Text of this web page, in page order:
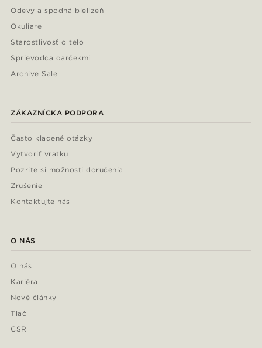
Odevy a spodná bielizeň
Okuliare
Starostlivosť o telo
Sprievodca darčekmi
Archive Sale
ZÁKAZNÍCKA PODPORA
Často kladené otázky
Vytvoriť vratku
Pozrite si možnosti doručenia
Zrušenie
Kontaktujte nás
O NÁS
O nás
Kariéra
Nové články
Tlač
CSR